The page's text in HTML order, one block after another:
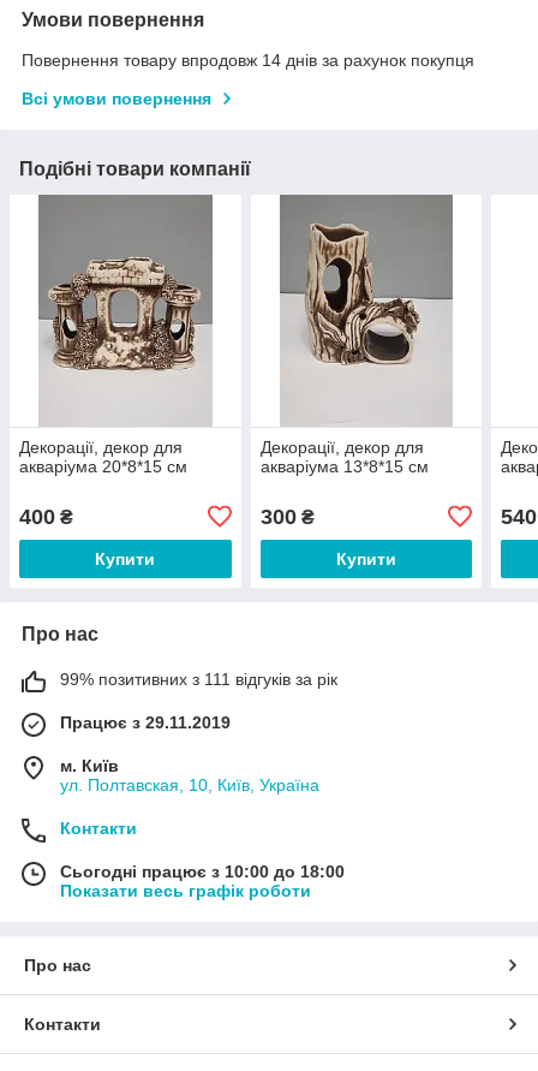
Умови повернення
Повернення товару впродовж 14 днів за рахунок покупця
Всі умови повернення
Подібні товари компанії
Декорації, декор для
акваріума 20*8*15 см
400 ₴
Купити
Декорації, декор для
акваріума 13*8*15 см
300₴
Купити
540
Про нас
99% позитивних з 111 відгуків за рік
Працює з 29.11.2019
м. Київ
ул. Полтавская, 10, Київ, Україна
Контакти
Сьогодні працює з 10:00 до 18:00
Показати весь графік роботи
Про нас
Контакти